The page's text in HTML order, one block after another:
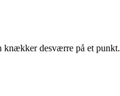
knækker desværre på et punkt.